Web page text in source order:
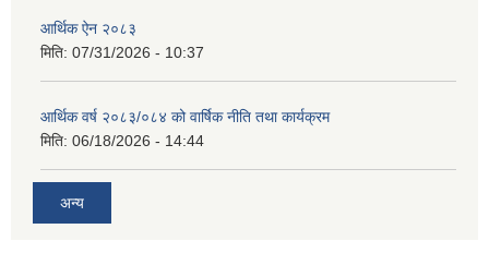
आर्थिक ऐन २०८३
मिति: 07/31/2026 - 10:37
आर्थिक वर्ष २०८३/०८४ को वार्षिक नीति तथा कार्यक्रम
मिति: 06/18/2026 - 14:44
अन्य